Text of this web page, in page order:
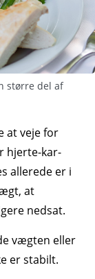
større del af
at veje for
hjerte-kar-
allerede er i
at
nedsat.
vægten eller
er stabilt.